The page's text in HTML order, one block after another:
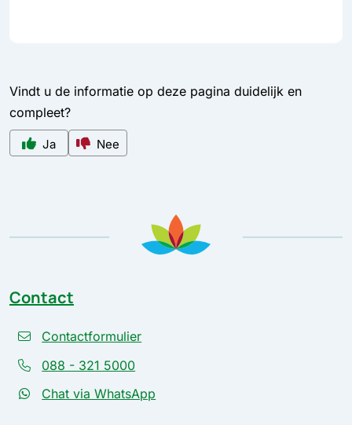
Vindt u de informatie op deze pagina duidelijk en
compleet?
Ja Nee
Contact
Contactformulier
088 - 321 5000
Chat via WhatsApp